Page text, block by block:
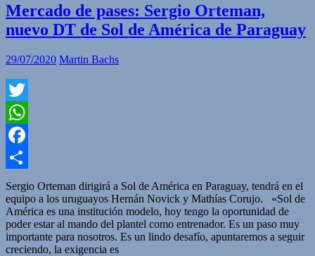
Mercado de pases: Sergio Orteman,
nuevo DT de Sol de América de Paraguay
29/07/2020 Martin Bachs
Twitter
WhatsApp
Facebook
Compartir
Sergio Orteman dirigirá a Sol de América en Paraguay, tendrá en el
equipo a los uruguayos Hernán Novick y Mathías Corujo. «Sol de
América es una institución modelo, hoy tengo la oportunidad de
poder estar al mando del plantel como entrenador. Es un paso muy
importante para nosotros. Es un lindo desafío, apuntaremos a seguir
creciendo, la exigencia es